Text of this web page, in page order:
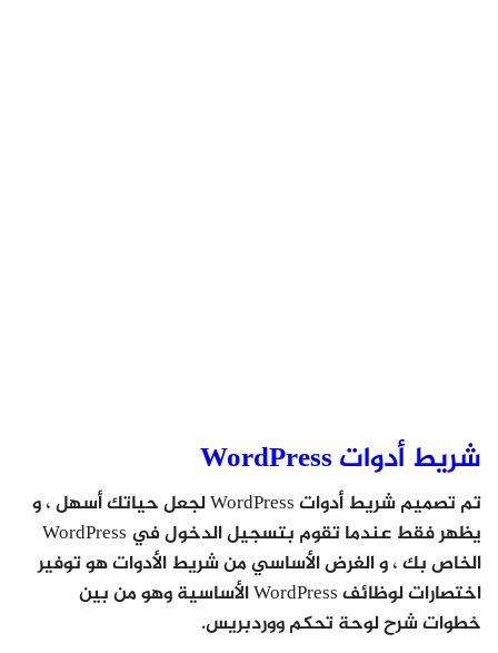
شريط أدوات WordPress
تم تصميم شريط أدوات WordPress لجعل حياتك أسهل ، و
يظهر فقط عندما تقوم بتسجيل الدخول في WordPress
الخاص بك ، و الغرض الأساسي من شريط الأدوات هو توفير
اختصارات لوظائف WordPress الأساسية وهو من بين
خطوات شرح لوحة تحكم ووردبريس.